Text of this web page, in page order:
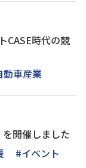
CASE時代の競
動車産業
を開催しました
#イベント